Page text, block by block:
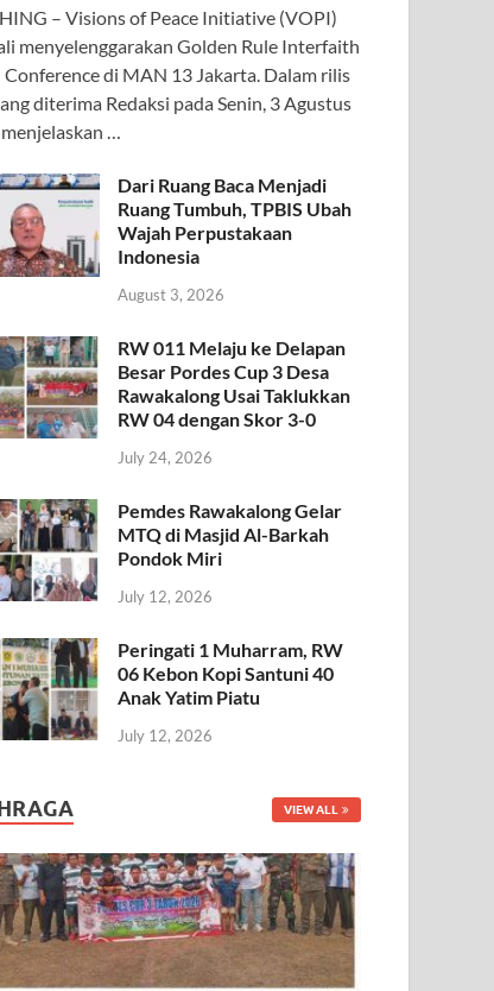
– Visions of Peace Initiative (VOPI)
menyelenggarakan Golden Rule Interfaith
di MAN 13 Jakarta. Dalam rilis
diterima Redaksi pada Senin, 3 Agustus
…
Dari Ruang Baca Menjadi
Ruang Tumbuh, TPBIS Ubah
Wajah Perpustakaan
Indonesia
August 3, 2026
RW 011 Melaju ke Delapan
Besar Pordes Cup 3 Desa
Rawakalong Usai Taklukkan
RW 04 dengan Skor 3-0
July 24, 2026
Pemdes Rawakalong Gelar
MTQ di Masjid Al-Barkah
Pondok Miri
July 12, 2026
Peringati 1 Muharram, RW
06 Kebon Kopi Santuni 40
Anak Yatim Piatu
July 12, 2026
VIEW ALL